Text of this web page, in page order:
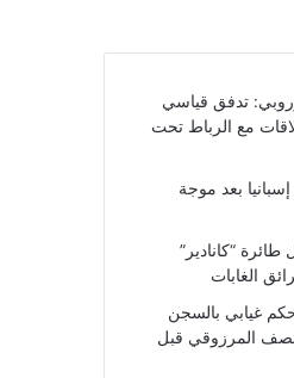
تدفق قياسي
مع الرباط تحت
بعد موجة
طائرة “كانادير”
الغابات
غيابي بالسجن
المرزوقي قبل